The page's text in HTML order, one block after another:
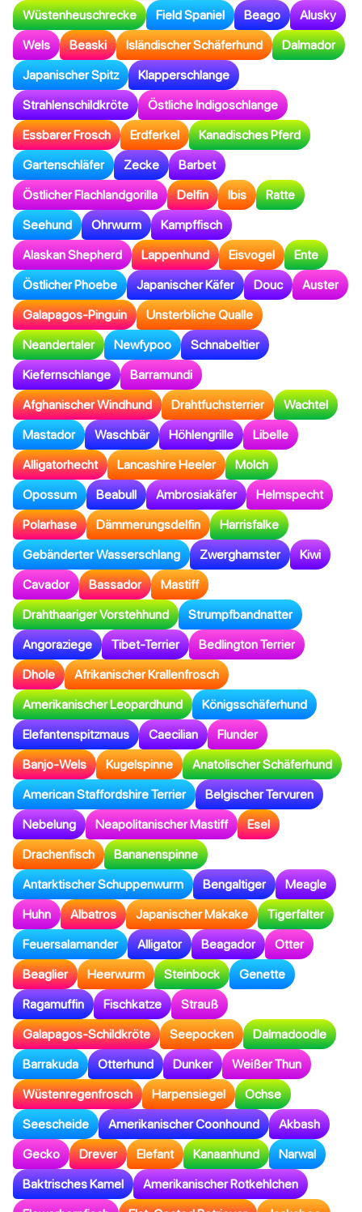
Wüstenheuschrecke Field Spaniel Beago Alusky
Wels Beaski Isländischer Schäferhund Dalmador
Japanischer Spitz Klapperschlange
Strahlenschildkröte Östliche Indigoschlange
Essbarer Frosch Erdferkel Kanadisches Pferd
Gartenschläfer Zecke Barbet
Östlicher Flachlandgorilla Delfin Ibis Ratte
Seehund Ohrwurm Kampffisch
Alaskan Shepherd Lappenhund Eisvogel Ente
Östlicher Phoebe Japanischer Käfer Douc Auster
Galapagos-Pinguin Unsterbliche Qualle
Neandertaler Newfypoo Schnabeltier
Kiefernschlange Barramundi
Afghanischer Windhund Drahtfuchsterrier Wachtel
Mastador Waschbär Höhlengrille Libelle
Alligatorhecht Lancashire Heeler Molch
Opossum Beabull Ambrosiakäfer Helmspecht
Polarhase Dämmerungsdelfin Harrisfalke
Gebänderter Wasserschlang Zwerghamster Kiwi
Cavador Bassador Mastiff
Drahthaariger Vorstehhund Strumpfbandnatter
Angoraziege Tibet-Terrier Bedlington Terrier
Dhole Afrikanischer Krallenfrosch
Amerikanischer Leopardhund Königsschäferhund
Elefantenspitzmaus Caecilian Flunder
Banjo-Wels Kugelspinne Anatolischer Schäferhund
American Staffordshire Terrier Belgischer Tervuren
Nebelung Neapolitanischer Mastiff Esel
Drachenfisch Bananenspinne
Antarktischer Schuppenwurm Bengaltiger Meagle
Huhn Albatros Japanischer Makake Tigerfalter
Feuersalamander Alligator Beagador Otter
Beaglier Heerwurm Steinbock Genette
Ragamuffin Fischkatze Strauß
Galapagos-Schildkröte Seepocken Dalmadoodle
Barrakuda Otterhund Dunker Weißer Thun
Wüstenregenfrosch Harpensiegel Ochse
Seescheide Amerikanischer Coonhound Akbash
Gecko Drever Elefant Kanaanhund Narwal
Baktrisches Kamel Amerikanischer Rotkehlchen